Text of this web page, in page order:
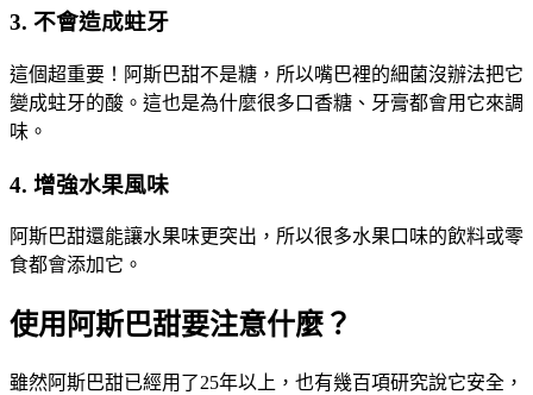
3. 不會造成蛀牙
這個超重要！阿斯巴甜不是糖，所以嘴巴裡的細菌沒辦法把它
變成蛀牙的酸。這也是為什麼很多口香糖、牙膏都會用它來調
味。
4. 增強水果風味
阿斯巴甜還能讓水果味更突出，所以很多水果口味的飲料或零
食都會添加它。
使用阿斯巴甜要注意什麼？
雖然阿斯巴甜已經用了25年以上，也有幾百項研究說它安全，